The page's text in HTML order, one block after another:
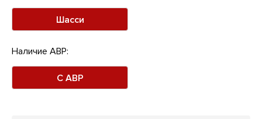
Шасси
Наличие АВР:
С АВР